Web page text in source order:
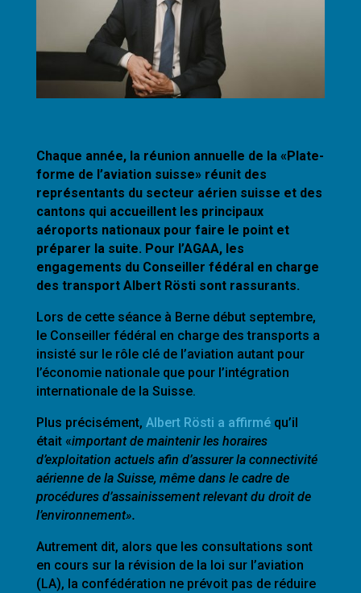
Chaque année, la réunion annuelle de la «Plate-
forme de l’aviation suisse» réunitdes
représentants du secteur aérien suisse et des
cantons qui accueillent les principaux
aéroports nationaux pour faire le point et
préparer la suite. Pour l’AGAA, les
engagements du Conseiller fédéralen charge
des transport Albert Rösti sont rassurants.
Lors de cette séance à Berne début septembre,
le Conseiller fédéral en charge des transports a
insisté sur le rôle clé de l’aviation autant pour
l’économie nationale que pour l’intégration
internationale de la Suisse.
Plus précisément, Albert Rösti a affirméqu’il
était «important de maintenir les horaires
d’exploitation actuels afin d’assurer la connectivité
aérienne de la Suisse, même dans le cadre de
procédures d’assainissement relevant du droit de
l’environnement».
Autrement dit, alors que les consultations sont
en cours sur la révision de la loi sur l’aviation
(LA), la confédération ne prévoit pas de réduire